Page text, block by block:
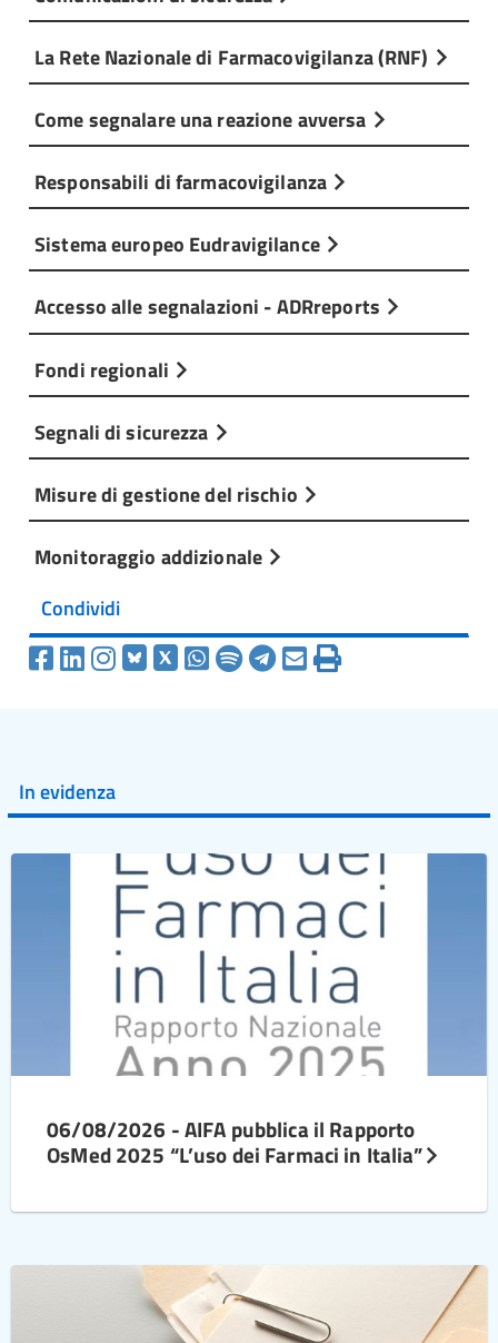
La Rete Nazionale di Farmacovigilanza (RNF)
Come segnalare una reazione avversa
Responsabili di farmacovigilanza
Sistema europeo Eudravigilance
Accesso alle segnalazioni - ADRreports
Fondi regionali
Segnali di sicurezza
Misure di gestione del rischio
Monitoraggio addizionale
Condividi
In evidenza
06/08/2026 - AIFA pubblica il Rapporto
OsMed 2025 “L’uso dei Farmaci in Italia”